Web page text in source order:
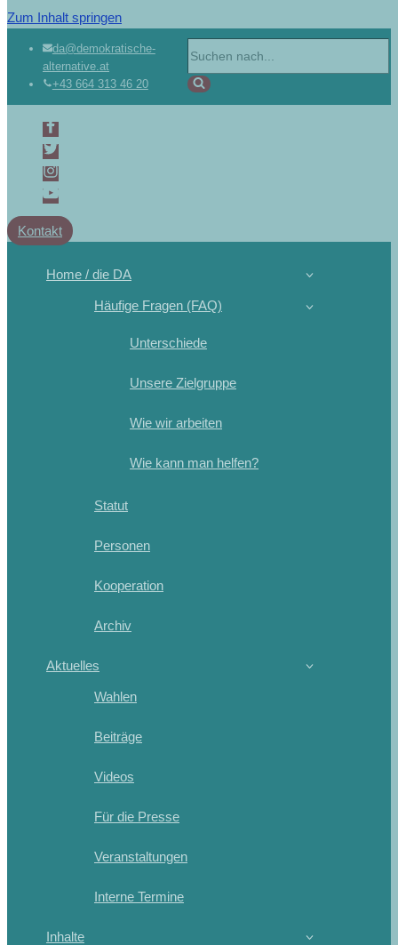
Zum Inhalt springen
da@demokratische-
alternative.at
+43 664 313 46 20
Kontakt
Home / die DA
Häufige Fragen (FAQ)
Unterschiede
Unsere Zielgruppe
Wie wir arbeiten
Wie kann man helfen?
Statut
Personen
Kooperation
Archiv
Aktuelles
Wahlen
Beiträge
Videos
Für die Presse
Veranstaltungen
Interne Termine
Inhalte